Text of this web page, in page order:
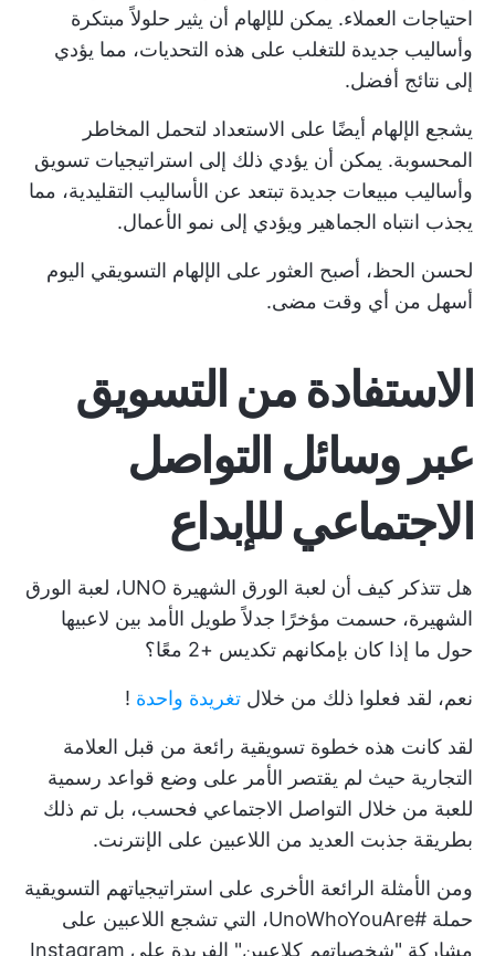
احتياجات العملاء. يمكن للإلهام أن يثير حلولاً مبتكرة
وأساليب جديدة للتغلب على هذه التحديات، مما يؤدي
إلى نتائج أفضل.
يشجع الإلهام أيضًا على الاستعداد لتحمل المخاطر
المحسوبة. يمكن أن يؤدي ذلك إلى استراتيجيات تسويق
وأساليب مبيعات جديدة تبتعد عن الأساليب التقليدية، مما
يجذب انتباه الجماهير ويؤدي إلى نمو الأعمال.
لحسن الحظ، أصبح العثور على الإلهام التسويقي اليوم
أسهل من أي وقت مضى.
الاستفادة من التسويق
عبر وسائل التواصل
الاجتماعي للإبداع
هل تتذكر كيف أن لعبة الورق الشهيرة UNO، لعبة الورق
الشهيرة، حسمت مؤخرًا جدلاً طويل الأمد بين لاعبيها
حول ما إذا كان بإمكانهم تكديس +2 معًا؟
نعم، لقد فعلوا ذلك من خلال تغريدة واحدة !
لقد كانت هذه خطوة تسويقية رائعة من قبل العلامة
التجارية حيث لم يقتصر الأمر على وضع قواعد رسمية
للعبة من خلال التواصل الاجتماعي فحسب، بل تم ذلك
بطريقة جذبت العديد من اللاعبين على الإنترنت.
ومن الأمثلة الرائعة الأخرى على استراتيجياتهم التسويقية
حملة #UnoWhoYouAre، التي تشجع اللاعبين على
مشاركة "شخصياتهم كلاعبين" الفريدة على Instagram